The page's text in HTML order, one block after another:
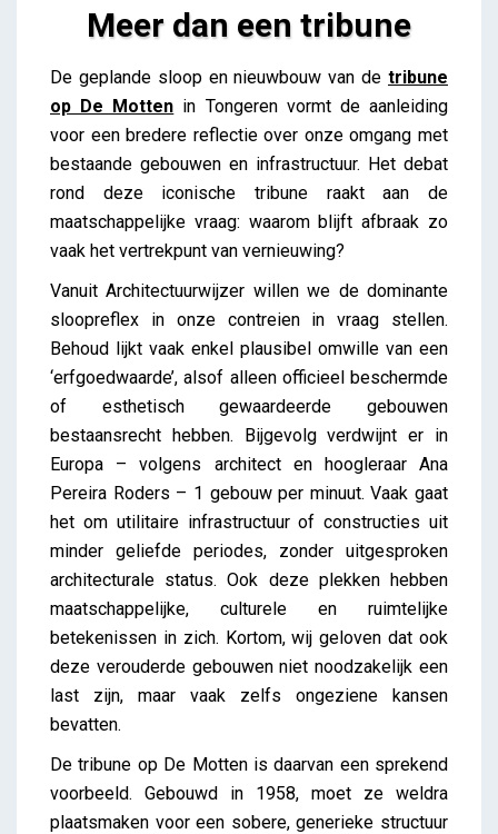
Meer dan een tribune
Meer dan een tribune
Amelie Lammens
De geplande sloop en nieuwbouw van de tribune
op De Motten in Tongeren vormt de aanleiding
voor een bredere reflectie over onze omgang met
bestaande gebouwen en infrastructuur. Het debat
rond deze iconische tribune raakt aan de
maatschappelijke vraag: waarom blijft afbraak zo
vaak het vertrekpunt van vernieuwing?
Vanuit Architectuurwijzer willen we de dominante
sloopreflex in onze contreien in vraag stellen.
Behoud lijkt vaak enkel plausibel omwille van een
‘erfgoedwaarde’, alsof alleen officieel beschermde
of esthetisch gewaardeerde gebouwen
bestaansrecht hebben. Bijgevolg verdwijnt er in
Europa – volgens architect en hoogleraar Ana
Pereira Roders – 1 gebouw per minuut. Vaak gaat
het om utilitaire infrastructuur of constructies uit
minder geliefde periodes, zonder uitgesproken
architecturale status. Ook deze plekken hebben
maatschappelijke, culturele en ruimtelijke
betekenissen in zich. Kortom, wij geloven dat ook
deze verouderde gebouwen niet noodzakelijk een
last zijn, maar vaak zelfs ongeziene kansen
bevatten.
De tribune op De Motten is daarvan een sprekend
voorbeeld. Gebouwd in 1958, moet ze weldra
plaatsmaken voor een sobere, generieke structuur